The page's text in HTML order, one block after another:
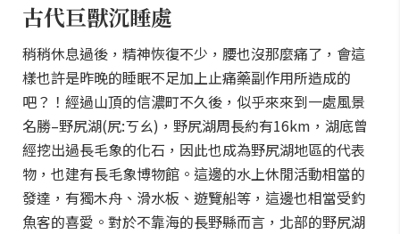
古代巨獸沉睡處
稍稍休息過後，精神恢復不少，腰也沒那麼痛了，會這
樣也許是昨晚的睡眠不足加上止痛藥副作用所造成的
吧？！經過山頂的信濃町不久後，似乎來來到一處風景
名勝–野尻湖(尻:ㄎㄠ)，野尻湖周長約有16km，湖底曾
經挖出過長毛象的化石，因此也成為野尻湖地區的代表
物，也建有長毛象博物館。這邊的水上休閒活動相當的
發達，有獨木舟、滑水板、遊覽船等，這邊也相當受釣
魚客的喜愛。對於不靠海的長野縣而言，北部的野尻湖